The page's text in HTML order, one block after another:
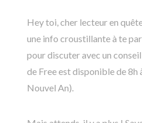
Hey toi, cher lecteur en
une info croustillante à te
pour discuter avec un
de Free est disponible de 8h
Nouvel An).